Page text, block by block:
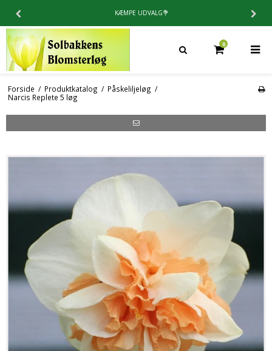
KÆMPE UDVALG💐
0
Forside / Produktkatalog / Påskeliljeløg /
Narcis Replete 5 løg